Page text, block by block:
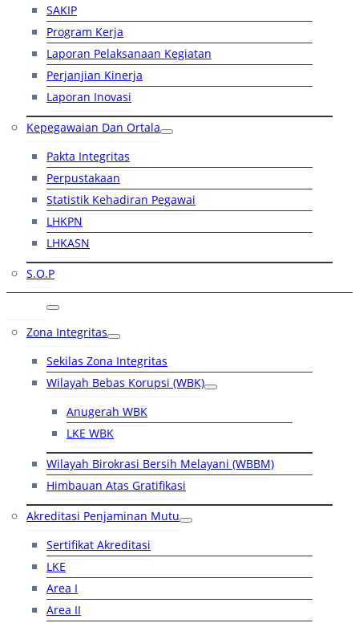
SAKIP
Program Kerja
Laporan Pelaksanaan Kegiatan
Perjanjian Kinerja
Laporan Inovasi
Kepegawaian Dan Ortala
Pakta Integritas
Perpustakaan
Statistik Kehadiran Pegawai
LHKPN
LHKASN
S.O.P
Zona Integritas
Sekilas Zona Integritas
Wilayah Bebas Korupsi (WBK)
Anugerah WBK
LKE WBK
Wilayah Birokrasi Bersih Melayani (WBBM)
Himbauan Atas Gratifikasi
Akreditasi Penjaminan Mutu
Sertifikat Akreditasi
LKE
Area I
Area II